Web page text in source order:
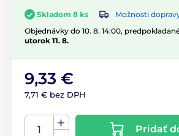
Skladom 8 ks
Možnosti
Objednávky do 10. 8. 14:00,
utorok 11. 8.
9,33 €
7,71 € bez DPH
Pridať